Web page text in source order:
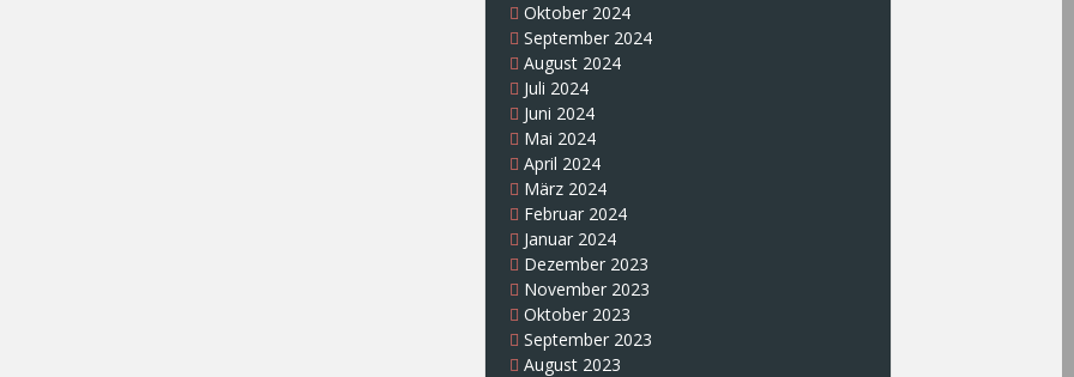
Oktober 2024
September 2024
August 2024
Juli 2024
Juni 2024
Mai 2024
April 2024
März 2024
Februar 2024
Januar 2024
Dezember 2023
November 2023
Oktober 2023
September 2023
August 2023